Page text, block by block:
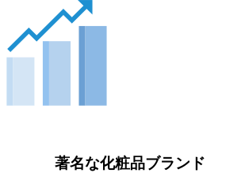
著名な化粧品ブランド